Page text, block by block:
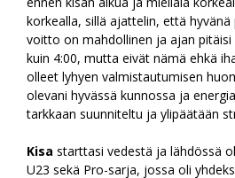
korkealla, sillä ajattelin, että hyvänä
voitto on mahdollinen ja ajan pitäisi
kuin 4:00, mutta eivät nämä ehkä
olleet lyhyen valmistautumisen
olevani hyvässä kunnossa ja
tarkkaan suunniteltu ja ylipäätään
Kisa starttasi vedestä ja lähdössä
U23 sekä Pro-sarja, jossa oli